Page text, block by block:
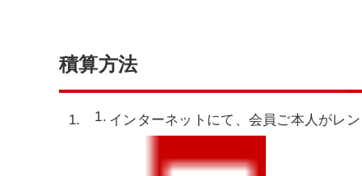
積算方法
インターネットにて、会員ご本人がレ